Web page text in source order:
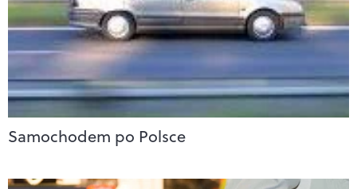
Samochodem po Polsce